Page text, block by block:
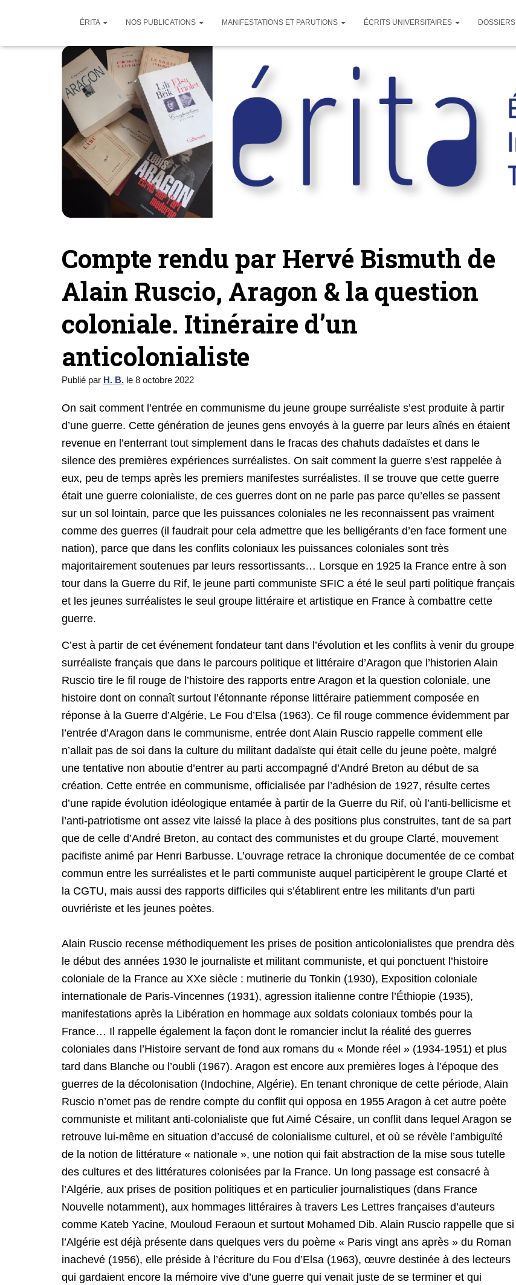
ÉRITA NOS PUBLICATIONS MANIFESTATIONS ET PARUTIONS ÉCRITS UNIVERSITAIRES DOSSIERS
Compte rendu par Hervé Bismuth de
Alain Ruscio, Aragon & la question
coloniale. Itinéraire d’un
anticolonialiste
Publié par H. B. le 8 octobre 2022
On sait comment l’entrée en communisme du jeune groupe surréaliste s’est produite à partir
d’une guerre. Cette génération de jeunes gens envoyés à la guerre par leurs aînés en étaient
revenue en l’enterrant tout simplement dans le fracas des chahuts dadaïstes et dans le
silence des premières expériences surréalistes. On sait comment la guerre s’est rappelée à
eux, peu de temps après les premiers manifestes surréalistes. Il se trouve que cette guerre
était une guerre colonialiste, de ces guerres dont on ne parle pas parce qu’elles se passent
sur un sol lointain, parce que les puissances coloniales ne les reconnaissent pas vraiment
comme des guerres (il faudrait pour cela admettre que les belligérants d’en face forment une
nation), parce que dans les conflits coloniaux les puissances coloniales sont très
majoritairement soutenues par leurs ressortissants… Lorsque en 1925 la France entre à son
tour dans la Guerre du Rif, le jeune parti communiste SFIC a été le seul parti politique français
et les jeunes surréalistes le seul groupe littéraire et artistique en France à combattre cette
guerre.
C’est à partir de cet événement fondateur tant dans l’évolution et les conflits à venir du groupe
surréaliste français que dans le parcours politique et littéraire d’Aragon que l’historien Alain
Ruscio tire le fil rouge de l’histoire des rapports entre Aragon et la question coloniale, une
histoire dont on connaît surtout l’étonnante réponse littéraire patiemment composée en
réponse à la Guerre d’Algérie, Le Fou d’Elsa (1963). Ce fil rouge commence évidemment par
l’entrée d’Aragon dans le communisme, entrée dont Alain Ruscio rappelle comment elle
n’allait pas de soi dans la culture du militant dadaïste qui était celle du jeune poète, malgré
une tentative non aboutie d’entrer au parti accompagné d’André Breton au début de sa
création. Cette entrée en communisme, officialisée par l’adhésion de 1927, résulte certes
d’une rapide évolution idéologique entamée à partir de la Guerre du Rif, où l’anti-bellicisme et
l’anti-patriotisme ont assez vite laissé la place à des positions plus construites, tant de sa part
que de celle d’André Breton, au contact des communistes et du groupe Clarté, mouvement
pacifiste animé par Henri Barbusse. L’ouvrage retrace la chronique documentée de ce combat
commun entre les surréalistes et le parti communiste auquel participèrent le groupe Clarté et
la CGTU, mais aussi des rapports difficiles qui s’établirent entre les militants d’un parti
ouvriériste et les jeunes poètes.
Alain Ruscio recense méthodiquement les prises de position anticolonialistes que prendra dès
le début des années 1930 le journaliste et militant communiste, et qui ponctuent l’histoire
coloniale de la France au XXe siècle : mutinerie du Tonkin (1930), Exposition coloniale
internationale de Paris-Vincennes (1931), agression italienne contre l’Éthiopie (1935),
manifestations après la Libération en hommage aux soldats coloniaux tombés pour la
France… Il rappelle également la façon dont le romancier inclut la réalité des guerres
coloniales dans l’Histoire servant de fond aux romans du « Monde réel » (1934-1951) et plus
tard dans Blanche ou l’oubli (1967). Aragon est encore aux premières loges à l’époque des
guerres de la décolonisation (Indochine, Algérie). En tenant chronique de cette période, Alain
Ruscio n’omet pas de rendre compte du conflit qui opposa en 1955 Aragon à cet autre poète
communiste et militant anti-colonialiste que fut Aimé Césaire, un conflit dans lequel Aragon se
retrouve lui-même en situation d’accusé de colonialisme culturel, et où se révèle l’ambiguïté
de la notion de littérature « nationale », une notion qui fait abstraction de la mise sous tutelle
des cultures et des littératures colonisées par la France. Un long passage est consacré à
l’Algérie, aux prises de position politiques et en particulier journalistiques (dans France
Nouvelle notamment), aux hommages littéraires à travers Les Lettres françaises d’auteurs
comme Kateb Yacine, Mouloud Feraoun et surtout Mohamed Dib. Alain Ruscio rappelle que si
l’Algérie est déjà présente dans quelques vers du poème « Paris vingt ans après » du Roman
inachevé (1956), elle préside à l’écriture du Fou d’Elsa (1963), œuvre destinée à des lecteurs
qui gardaient encore la mémoire vive d’une guerre qui venait juste de se terminer et qui